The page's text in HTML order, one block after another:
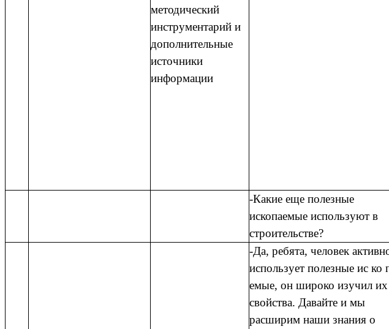
методический
инструментарий и
дополнительные
источники
информации
-Какие еще полезные
ископаемые используют в
строительстве?
-Да, ребята, человек
использует полезные ис ко
емые, он широко изучил их
свойства. Давайте и мы
расширим наши знания о